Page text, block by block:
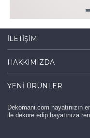
İLETIŞIM
HAKKIMIZDA
YENI ÜRÜNLER
Dekomani.com hayatınızın
ile dekore edip hayatınıza